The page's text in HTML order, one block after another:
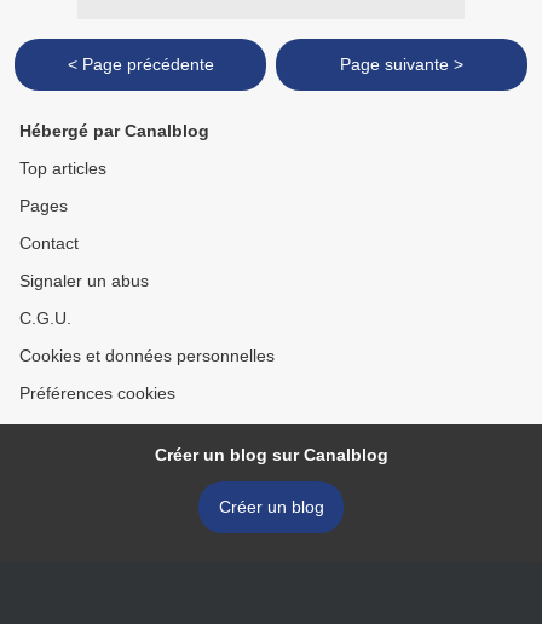
< Page précédente Page suivante >
Hébergé par Canalblog
Top articles
Pages
Contact
Signaler un abus
C.G.U.
Cookies et données personnelles
Préférences cookies
Créer un blog sur Canalblog
Créer un blog